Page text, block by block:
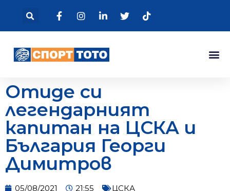
Отиде си
легендарният
капитан на ЦСКА и
България Георги
Димитров
05/08/2021 21:55 ЦСКА